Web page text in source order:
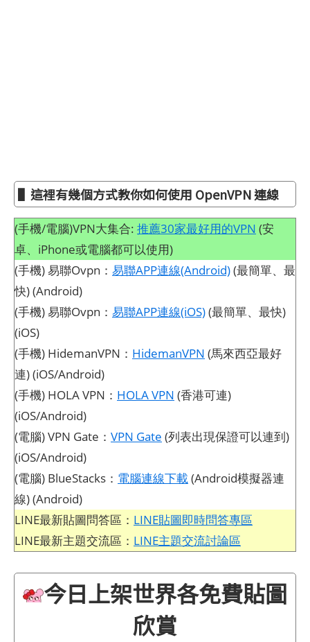
▌這裡有幾個方式教你如何使用 OpenVPN 連線
(手機/電腦)VPN大集合: 推薦30家最好用的VPN (安
卓、iPhone或電腦都可以使用)
(手機) 易聯Ovpn： 易聯APP連線(Android)(最簡單、最
快) (Android)
(手機) 易聯Ovpn： 易聯APP連線(iOS)(最簡單、最快)
(iOS)
(手機) HidemanVPN： HidemanVPN (馬來西亞最好
連) (iOS/Android)
(手機) HOLA VPN： HOLA VPN (香港可連)
(iOS/Android)
(電腦) VPN Gate： VPN Gate (列表出現保證可以連到)
(iOS/Android)
(電腦) BlueStacks： 電腦連線下載(Android模擬器連
線) (Android)
LINE最新貼圖問答區： LINE貼圖即時問答專區
LINE最新主題交流區： LINE主題交流討論區
今日上架世界各免費貼圖
欣賞